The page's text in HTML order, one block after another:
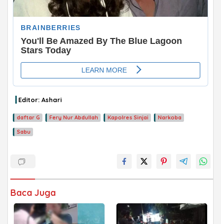
Editor: Ashari
daftar G Fery Nur Abdullah Kapolres Sinjai Narkoba
Sabu
Baca Juga